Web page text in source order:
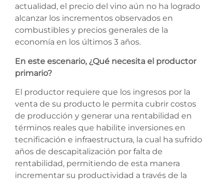
actualidad, el precio del vino aún no ha logrado
alcanzar los incrementos observados en
combustibles y precios generales de la
economía en los últimos 3 años.
En este escenario, ¿Qué necesita el productor
primario?
El productor requiere que los ingresos por la
venta de su producto le permita cubrir costos
de producción y generar una rentabilidad en
términos reales que habilite inversiones en
tecnificación e infraestructura, la cual ha sufrido
años de descapitalización por falta de
rentabilidad, permitiendo de esta manera
incrementar su productividad a través de la